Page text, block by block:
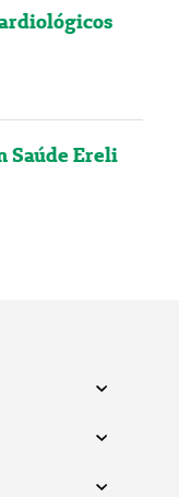
Saúde Ereli